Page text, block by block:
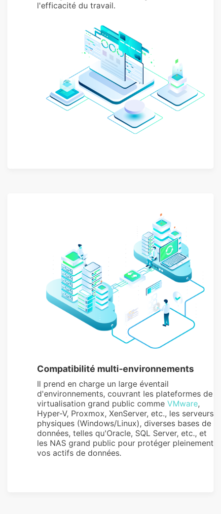
l'efficacité du travail.
Compatibilité multi-environnements
Il prend en charge un large éventail
d'environnements, couvrant les plateformes de
virtualisation grand public comme VMware,
Hyper-V, Proxmox, XenServer, etc., les serveurs
physiques (Windows/Linux), diverses bases de
données, telles qu'Oracle, SQL Server, etc., et
les NAS grand public pour protéger pleinement
vos actifs de données.